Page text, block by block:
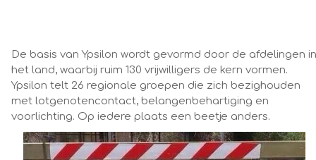
De basis van Ypsilon wordt gevormd door de afdelingen in
het land, waarbij ruim 130 vrijwilligers de kern vormen.
Ypsilon telt 26 regionale groepen die zich bezighouden
met lotgenotencontact, belangenbehartiging en
voorlichting. Op iedere plaats een beetje anders.